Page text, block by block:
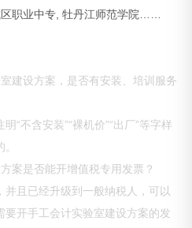
职业中专, 牡丹江师范学院……
建设方案，是否有安装、培训服务
“不含安装”“裸机价”“出厂”等字样
案是否能开增值税专用发票？
且已经升级到一般纳税人，可以
开手工会计实验室建设方案的发